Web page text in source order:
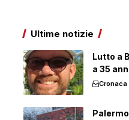
Ultime notizie
Lutto a
a 35
Cronaca